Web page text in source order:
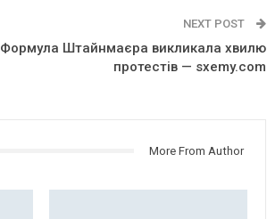
NEXT POST
Формула Штайнмаєра викликала хвилю
протестів — sxemy.com
More From Author